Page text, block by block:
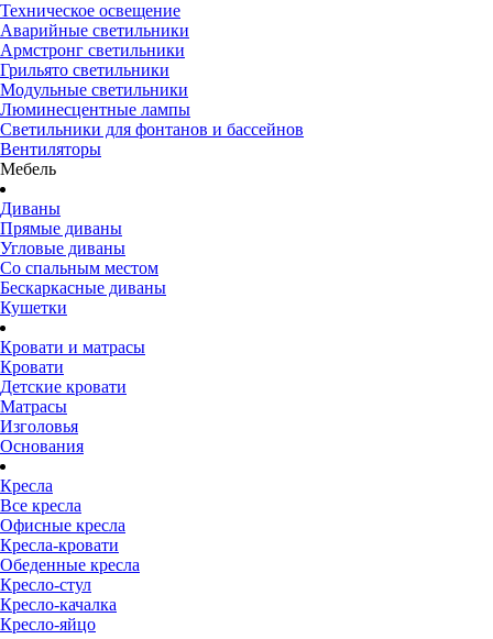
Техническое освещение
Аварийные светильники
Армстронг светильники
Грильято светильники
Модульные светильники
Люминесцентные лампы
Светильники для фонтанов и бассейнов
Вентиляторы
Мебель
Диваны
Прямые диваны
Угловые диваны
Со спальным местом
Бескаркасные диваны
Кушетки
Кровати и матрасы
Кровати
Детские кровати
Матрасы
Изголовья
Основания
Кресла
Все кресла
Офисные кресла
Кресла-кровати
Обеденные кресла
Кресло-стул
Кресло-качалка
Кресло-яйцо